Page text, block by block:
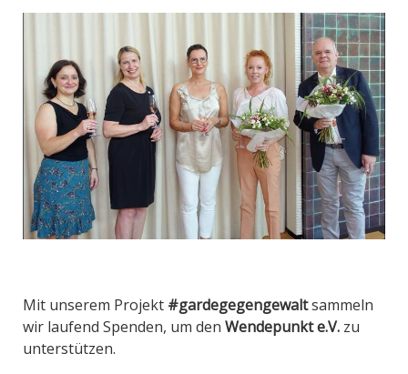
Mit unserem Projekt #gardegegengewaltsammeln
wir laufend Spenden, um den Wendepunkt e.V. zu
unterstützen.